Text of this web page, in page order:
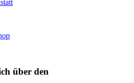
über den